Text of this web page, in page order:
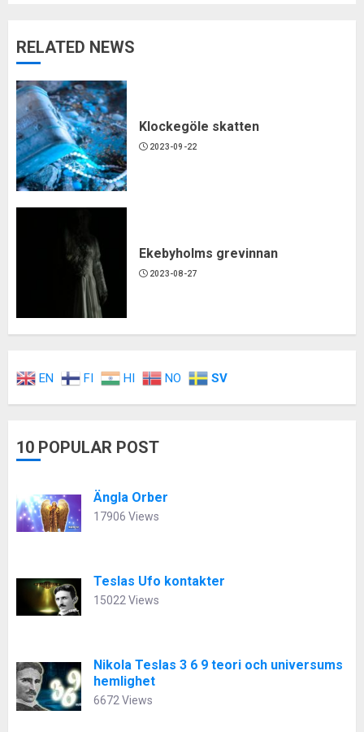
RELATED NEWS
Klockegöle skatten
2023-09-22
Ekebyholms grevinnan
2023-08-27
EN FI HI NO SV
10 POPULAR POST
Ängla Orber
17906 Views
Teslas Ufo kontakter
15022 Views
Nikola Teslas 3 6 9 teori och universums
hemlighet
6672 Views